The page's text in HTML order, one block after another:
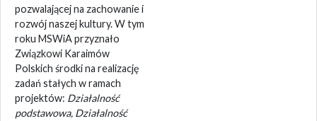
pozwalającej na zachowanie i
rozwój naszej kultury. W tym
roku MSWiA przyznało
Związkowi Karaimów
Polskich środki na realizację
zadań stałych w ramach
projektów: Działalność
podstawowa, Działalność